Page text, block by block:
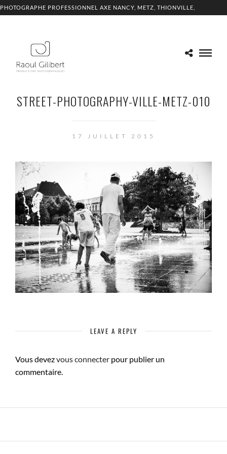
PHOTOGRAPHE PROFESSIONNEL AXE NANCY, METZ, THIONVILLE,
STREET-PHOTOGRAPHY-VILLE-METZ-010
17 JUILLET 2015
LEAVE A REPLY
Vous devezvous connecter pour publier un
commentaire.